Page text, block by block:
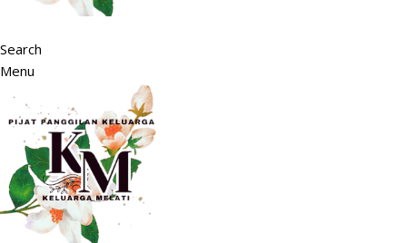
Search
Menu